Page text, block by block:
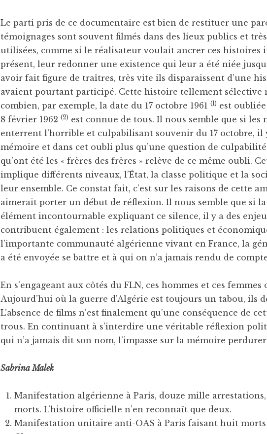
Le parti pris de ce documentaire est bien de restituer une
témoignages sont souvent filmés dans des lieux publics et
utilisées, comme si le réalisateur voulait ancrer ces histoires
présent, leur redonner une existence qui leur a été niée
avoir fait figure de traîtres, très vite ils disparaissent d’une
avaient pourtant participé. Cette histoire tellement sélective
combien, par exemple, la date du 17 octobre 1961(1) est
8 février 1962(2) est connue de tous. Il nous semble que si
enterrent l’horrible et culpabilisant souvenir du 17 octobre, il
mémoire et dans cet oubli plus qu’une question de
qu’ont été les « frères des frères » relève de ce même oubli.
implique différents niveaux, l’État, la classe politique et la
leur ensemble. Ce constat fait, c’est sur les raisons de cette
aimerait porter un début de réflexion. Il nous semble que si
élément incontournable expliquant ce silence, il y a des
contribuent également : les relations politiques et
l’importante communauté algérienne vivant en France, la
a été envoyée se battre et à qui on n’a jamais rendu de
En s’engageant aux côtés du FLN, ces hommes et ces femmes
Aujourd’hui où la guerre d’Algérie est toujours un tabou, ils
L’absence de films n’est finalement qu’une conséquence de
trous. En continuant à s’interdire une véritable réflexion
qui n’a jamais dit son nom, l’impasse sur la mémoire
Sabrina Malek
Manifestation algérienne à Paris, douze mille arrestations,
morts. L’histoire officielle n’en reconnaît que deux.
Manifestation unitaire anti-OAS à Paris faisant huit